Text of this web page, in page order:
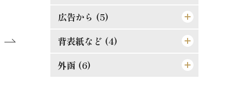
能く集め能く散ぜよ
廓清の急務なる所以
摸倣時代に別れよ
其罪果して孰れに在りや
理論より実際
人事を尽して天命を待て
湖畔の感慨
順逆の二境は何れより来るか
広告から (5)
東亜堂出版図書特約売捌店
[広告]
背表紙など (4)
[背]
外函 (6)